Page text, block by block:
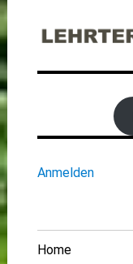
Anmelden
Home